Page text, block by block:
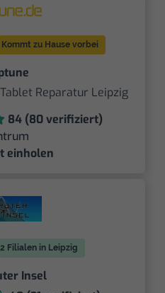
Kommt zu Hause vorbei
Reparatur Leipzig
84 (80 verifiziert)
einholen
2 Filialen in Leipzig
Insel